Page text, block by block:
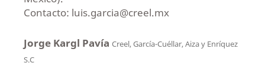
Contacto: luis.garcia@creel.mx
Jorge Kargl Pavía Creel, García-Cuéllar, Aiza y Enríquez
S.C